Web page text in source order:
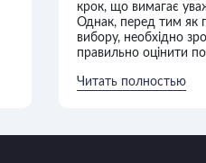
крок, що вимагає
Однак, перед тим як
вибору, необхідно
правильно оцінити по
Читать полностью